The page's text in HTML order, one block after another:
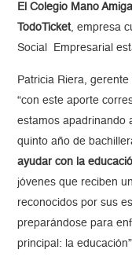
El Colegio Mano
TodoTicket, empresa
Social Empresarial
Patricia Riera,
“con este aporte
estamos apadrinando
quinto año de
ayudar con la
jóvenes que reciben
reconocidos por sus
preparándose para
principal: la